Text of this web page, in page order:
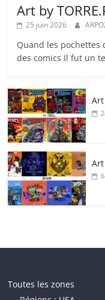
Art by
25 juin 2026
Quand les pochettes
des comics Il fut un
Art
Toutes les zones